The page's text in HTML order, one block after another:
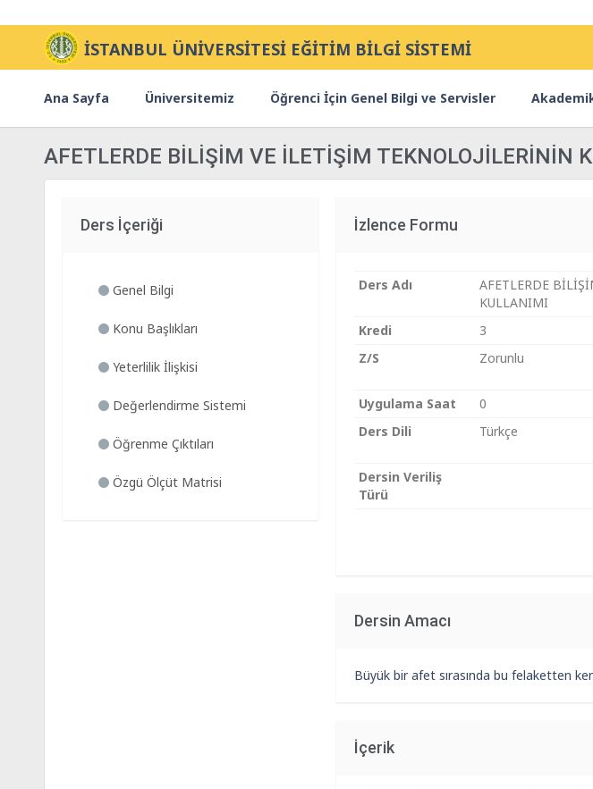
İSTANBUL ÜNİVERSİTESİ EĞİTİM BİLGİ SİSTEMİ
Ana Sayfa Üniversitemiz Öğrenci İçin Genel Bilgi ve Servisler
AFETLERDE BİLİŞİM VE İLETİŞİM TEKNOLOJİLERİNİN
Ders İçeriği
Genel Bilgi
Konu Başlıkları
Yeterlilik İlişkisi
Değerlendirme Sistemi
Öğrenme Çıktıları
Özgü Ölçüt Matrisi
İzlence Formu
Ders Adı
AFETLERDE
KULLANIMI
Kredi 3
Z/S
Zorunlu
Uygulama Saat 0
Ders Dili
Türkçe
Dersin Veriliş
Türü
Dersin Amacı
Büyük bir afet sırasında bu felaketten
İçerik